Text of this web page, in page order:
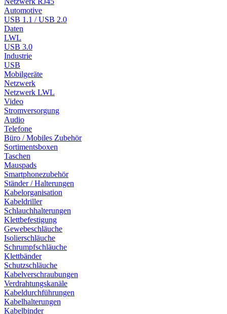
Automotive
USB 1.1 / USB 2.0
Daten
LWL
USB 3.0
Industrie
USB
Mobilgeräte
Netzwerk
Netzwerk LWL
Video
Stromversorgung
Audio
Telefone
Büro / Mobiles Zubehör
Sortimentsboxen
Taschen
Mauspads
Smartphonezubehör
Ständer / Halterungen
Kabelorganisation
Kabeldriller
Schlauchhalterungen
Klettbefestigung
Gewebeschläuche
Isolierschläuche
Schrumpfschläuche
Klettbänder
Schutzschläuche
Kabelverschraubungen
Verdrahtungskanäle
Kabeldurchführungen
Kabelhalterungen
Kabelbinder